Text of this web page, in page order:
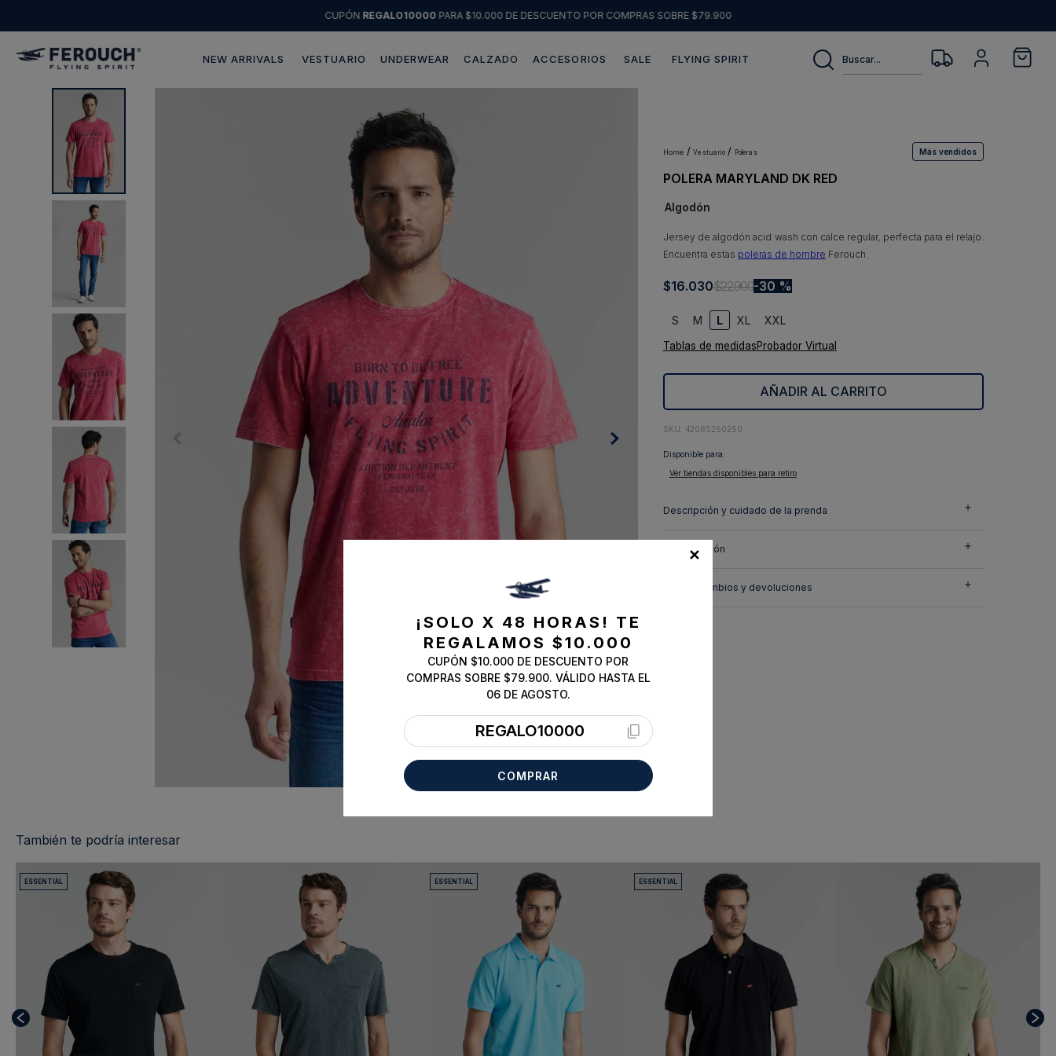
CUPÓN REGALO10000PARA $10.000 DE DESCUENTO POR COMPRAS SOBRE $79.900
NEW ARRIVALS VESTUARIO UNDERWEAR CALZADO ACCESORIOS SALE FLYING SPIRIT
Buscar...
vestuario poleras Más vendidos
POLERA MARYLAND DK RED
Algodón
Jersey de algodón acid wash con calce regular, perfecta para el relajo.
Encuentra estas poleras de hombre Ferouch.
$16.030$22.900 30 %
S M L XL XXL
Tablas de medidasProbador Virtual
AÑADIR AL CARRITO
: 4208S250250
Disponible para:
Ver tiendas disponibles para retiro
Descripción y cuidado de la prenda
Composición
Envíos, cambios y devoluciones
También te podría interesar
ESSENTIAL ESSENTIAL ESSENTIAL
✕
¡SOLO X 48 HORAS! TE
REGALAMOS $10.000
CUPÓN $10.000 DE DESCUENTO POR
COMPRAS SOBRE $79.900. VÁLIDO HASTA EL
06 DE AGOSTO.
REGALO10000
COMPRAR
chaqueta
poleron
abrigo